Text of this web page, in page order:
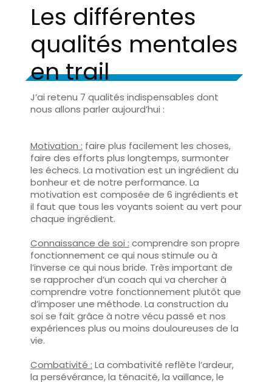
Les différentes
qualités mentales
en trail
J’ai retenu 7 qualités indispensables dont
nous allons parler aujourd’hui :
Motivation : faire plus facilement les choses,
faire des efforts plus longtemps, surmonter
les échecs. La motivation est un ingrédient du
bonheur et de notre performance. La
motivation est composée de 6 ingrédients et
il faut que tous les voyants soient au vert pour
chaque ingrédient.
Connaissance de soi : comprendre son propre
fonctionnement ce qui nous stimule ou à
l’inverse ce qui nous bride. Très important de
se rapprocher d’un coach qui va chercher à
comprendre votre fonctionnement plutôt que
d’imposer une méthode. La construction du
soi se fait grâce à notre vécu passé et nos
expériences plus ou moins douloureuses de la
vie.
Combativité : La combativité reflète l’ardeur,
la persévérance, la ténacité, la vaillance, le